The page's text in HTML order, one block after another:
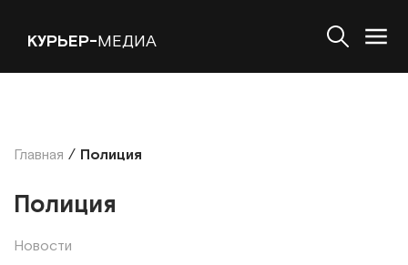
КУРЬЕР-МЕДИА
Главная / Полиция
Полиция
Новости